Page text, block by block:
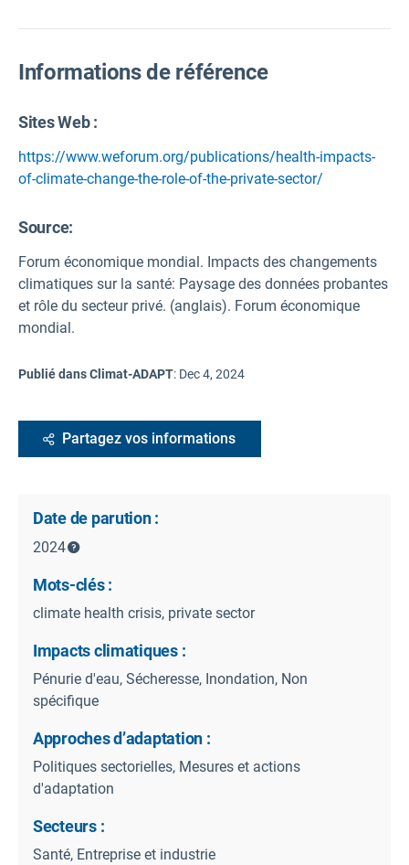
Informations de référence
Sites Web :
https://www.weforum.org/publications/health-impacts-
of-climate-change-the-role-of-the-private-sector/
Source:
Forum économique mondial. Impacts des changements
climatiques sur la santé: Paysage des données probantes
et rôle du secteur privé. (anglais). Forum économique
mondial.
Publié dans Climat-ADAPT: Dec 4, 2024
Partagez vos informations
Date de parution :
2024
Mots-clés :
climate health crisis, private sector
Impacts climatiques :
Pénurie d'eau, Sécheresse, Inondation, Non
spécifique
Approches d’adaptation :
Politiques sectorielles, Mesures et actions
d'adaptation
Secteurs :
Santé, Entreprise et industrie